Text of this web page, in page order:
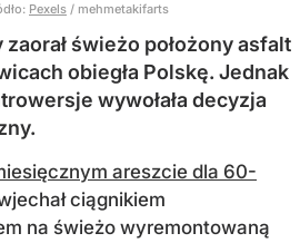
Pexels / mehmetakifarts
świeżo położony asfalt
obiegła Polskę. Jednak
wywołała decyzja
areszcie dla 60-
ciągnikiem
na świeżo wyremontowaną